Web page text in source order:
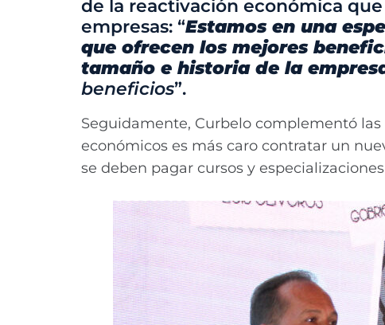
de la reactivación económica
empresas: “Estamos en una
que ofrecen los mejores
tamaño e historia de la
beneficios”.
Seguidamente, Curbelo complementó
económicos es más caro contratar un
se deben pagar cursos y